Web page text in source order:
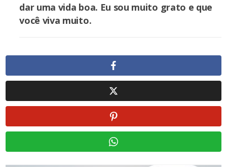
dar uma vida boa. Eu sou muito grato e que
você viva muito.